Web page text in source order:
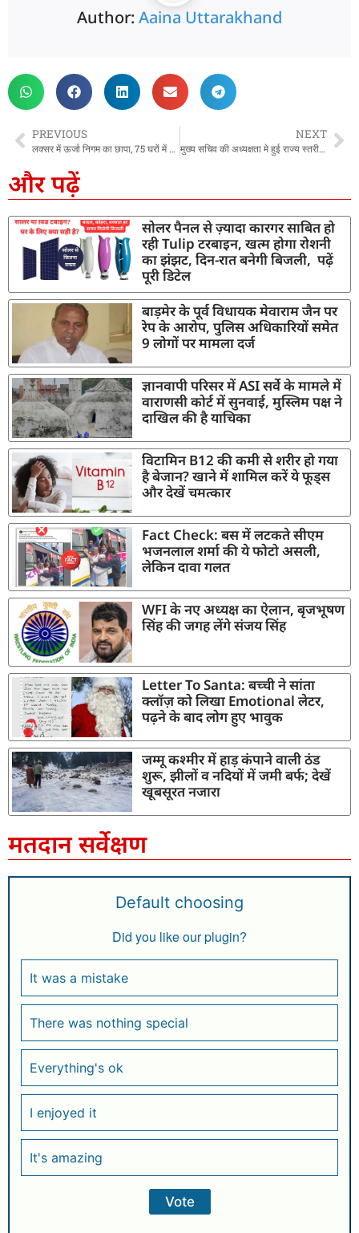
Author: Aaina Uttarakhand
PREVIOUS
लक्सर में ऊर्जा निगम का छापा, 75 घरों में बिजली चोरी पकड़ी, ₹22 लाख जुर्माना लगाया
NEXT
मुख्य सचिव की अध्यक्षता मे हुई राज्य स्तरीय अनुश्रवण समिति की बैठक, CS ने कहा – जड़ी-बूटी उत्तराखण्ड की यूएसपी है
और पढ़ें
सोलर पैनल से ज़्यादा कारगर साबित हो
रही Tulip टरबाइन, खत्म होगा रोशनी
का झंझट, दिन-रात बनेगी बिजली, पढ़ें
पूरी डिटेल
बाड़मेर के पूर्व विधायक मेवाराम जैन पर
रेप के आरोप, पुलिस अधिकारियों समेत
9 लोगों पर मामला दर्ज
ज्ञानवापी परिसर में ASI सर्वे के मामले में
वाराणसी कोर्ट में सुनवाई, मुस्लिम पक्ष ने
दाखिल की है याचिका
विटामिन B12 की कमी से शरीर हो गया
है बेजान? खाने में शामिल करें ये फूड्स
और देखें चमत्कार
Fact Check: बस में लटकते सीएम
भजनलाल शर्मा की ये फोटो असली,
लेकिन दावा गलत
WFI के नए अध्यक्ष का ऐलान, बृजभूषण
सिंह की जगह लेंगे संजय सिंह
Letter To Santa: बच्ची ने सांता
क्लॉज़ को लिखा Emotional लेटर,
पढ़ने के बाद लोग हुए भावुक
जम्मू कश्मीर में हाड़ कंपाने वाली ठंड
शुरू, झीलों व नदियों में जमी बर्फ; देखें
खूबसूरत नजारा
मतदान सर्वेक्षण
Default choosing
Did you like our plugin?
It was a mistake
There was nothing special
Everything's ok
I enjoyed it
It's amazing